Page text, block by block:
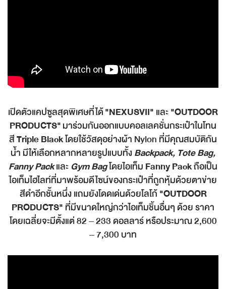
เปิดตัวแคปซูลสุดพิเศษที่ได้"NEXUSVII" และ"OUTDOOR
PRODUCTS"มาร่วมกันออกแบบคอลเลคชั่นกระเป๋าในโทน
สีTriple Blackโดยใช้วัสดุอย่างผ้า Nylon ที่มีคุณสมบัติกัน
น้ำ มีให้เลือกหลากหลายรูปแบบทั้งBackpack, Tote Bag,
Fanny PackและGym Bagโดยไอเท็ม Fanny Packถือเป็น
ไอเท็มไฮไลท์ที่มาพร้อมดีไซน์ของกระเป๋าที่ถูกหุ้มด้วยตาข่าย
สีดำอีกชั้นหนึ่ง แถมยังโดดเด่นด้วยโลโก้"OUTDOOR
PRODUCTS" ที่มีขนาดใหญ่กว่าไอเท็มชิ้นอื่นๆ ด้วย ราคา
โดยเฉลี่ยจะมีตั้งแต่ 82 – 233 ดอลลาร์ หรือประมาณ 2,600
– 7,300 บาท